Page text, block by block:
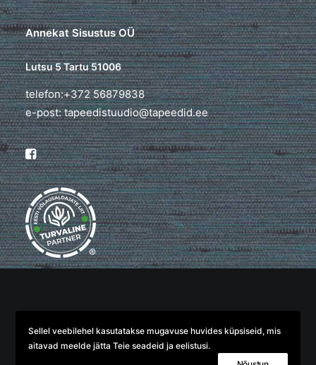
Annekat Sisustus OÜ
Lutsu 5 Tartu 51006
telefon:+372 56879838
e-post: tapeedistuudio@tapeedid.ee
®
Sellel veebilehel kasutatakse mugavuse huvides küpsiseid, mis
aitavad meelde jätta Teie seadeid ja eelistusi.